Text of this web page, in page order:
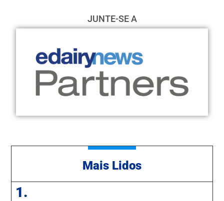
JUNTE-SE A
Mais Lidos
1.